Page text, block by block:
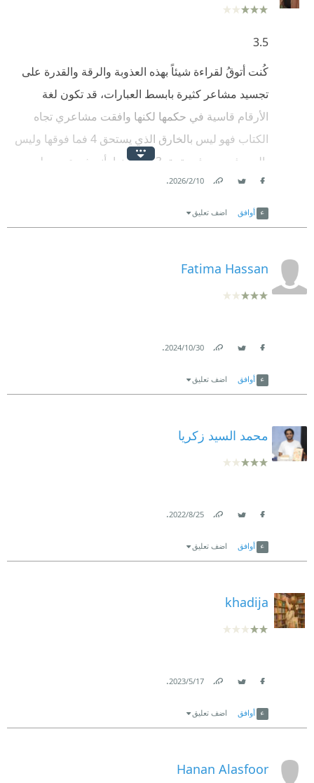
3.5
كُنت أتوقُ لقراءة شيئاً بهذه العذوبة والرقة والقدرة على
تجسيد مشاعر كثيرة بابسط العبارات، قد تكون لغة
الأرقام قاسية في حكمها لكنها وافقت مشاعري تجاه
الكتاب فهو ليس بالخارق الذي يستحق 4 فما فوقها وليس
بالجيد فحسب فيستحق 3 وما دونها، أنه شيء بسيط
فحسب يسترق النظر من خلف العبارات المكلومة ونزيف
: السحجات:، انه ظاهر وقاسً كالحرب و مُستتر كالحب.
10‏/2‏/2026
.
أوافق اضف تعليق
Fatima Hassan
30‏/10‏/2024
.
أوافق اضف تعليق
محمد السيد زكريا
25‏/8‏/2022
.
أوافق اضف تعليق
khadija
17‏/5‏/2023
.
أوافق اضف تعليق
Hanan Alasfoor